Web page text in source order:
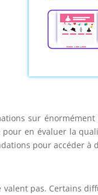
sur
en évaluer la
pour accéder à
valent pas. Certains